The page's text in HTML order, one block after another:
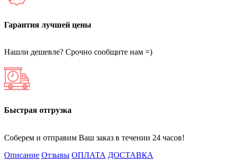
Гарантия лучшей цены
Нашли дешевле? Срочно сообщите нам =)
Быстрая отгрузка
Соберем и отправим Ваш заказ в течении 24 часов!
Описание Отзывы ОПЛАТА ДОСТАВКА